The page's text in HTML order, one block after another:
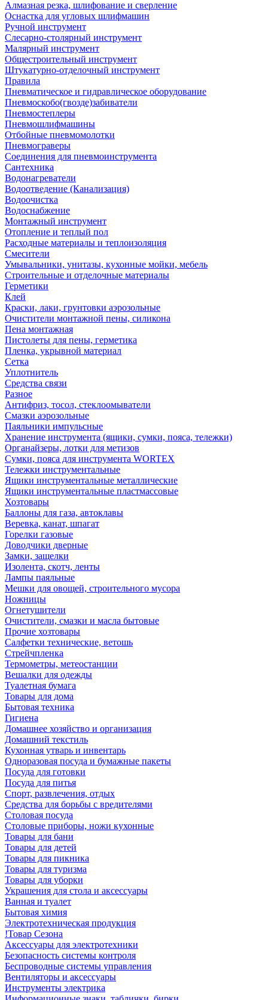
Алмазная резка, шлифование и сверление
Оснастка для угловых шлифмашин
Ручной инструмент
Слесарно-столярный инструмент
Малярный инструмент
Общестроительный инструмент
Штукатурно-отделочный инструмент
Правила
Пневматическое и гидравлическое оборудование
Пневмоскобо(гвозде)забиватели
Пневмостеплеры
Пневмошлифмашины
Отбойные пневмомолотки
Пневмограверы
Соединения для пневмоинструмента
Сантехника
Водонагреватели
Водоотведение (Канализация)
Водоочистка
Водоснабжение
Монтажный инструмент
Отопление и теплый пол
Расходные материалы и теплоизоляция
Смесители
Умывальники, унитазы, кухонные мойки, мебель
Строительные и отделочные материалы
Герметики
Клей
Краски, лаки, грунтовки аэрозольные
Очистители монтажной пены, силикона
Пена монтажная
Пистолеты для пены, герметика
Пленка, укрывной материал
Сетка
Уплотнитель
Средства связи
Разное
Антифриз, тосол, стеклоомыватели
Смазки аэрозольные
Паяльники импульсные
Хранение инструмента (ящики, сумки, пояса, тележки)
Органайзеры, лотки для метизов
Сумки, пояса для инструмента WORTEX
Тележки инструментальные
Ящики инструментальные металлические
Ящики инструментальные пластмассовые
Хозтовары
Баллоны для газа, автоклавы
Веревка, канат, шпагат
Горелки газовые
Доводчики дверные
Замки, защелки
Изолента, скотч, ленты
Лампы паяльные
Мешки для овощей, строительного мусора
Ножницы
Огнетушители
Очистители, смазки и масла бытовые
Прочие хозтовары
Салфетки технические, ветошь
Стрейчпленка
Термометры, метеостанции
Вешалки для одежды
Туалетная бумага
Товары для дома
Бытовая техника
Гигиена
Домашнее хозяйство и организация
Домашний текстиль
Кухонная утварь и инвентарь
Одноразовая посуда и бумажные пакеты
Посуда для готовки
Посуда для питья
Спорт, развлечения, отдых
Средства для борьбы с вредителями
Столовая посуда
Столовые приборы, ножи кухонные
Товары для бани
Товары для детей
Товары для пикника
Товары для туризма
Товары для уборки
Украшения для стола и аксессуары
Ванная и туалет
Бытовая химия
Электротехническая продукция
!Товар Сезона
Аксессуары для электротехники
Безопасность системы контроля
Беспроводные системы управления
Вентиляторы и аксессуары
Инструменты электрика